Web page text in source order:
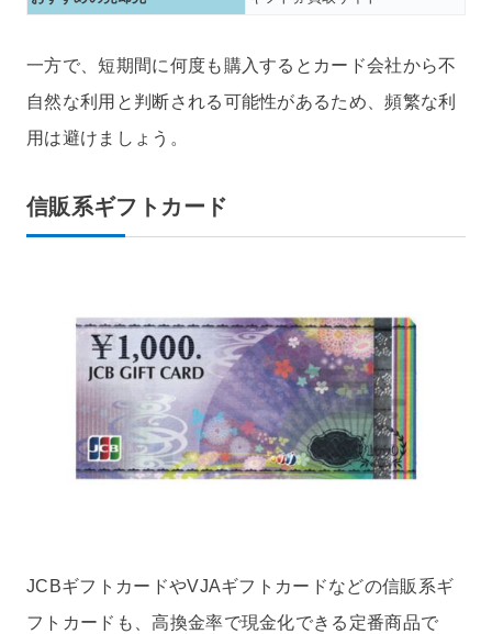
一方で、短期間に何度も購入するとカード会社から不
自然な利用と判断される可能性があるため、頻繁な利
用は避けましょう。
信販系ギフトカード
JCBギフトカードやVJAギフトカードなどの信販系ギ
フトカードも、高換金率で現金化できる定番商品で